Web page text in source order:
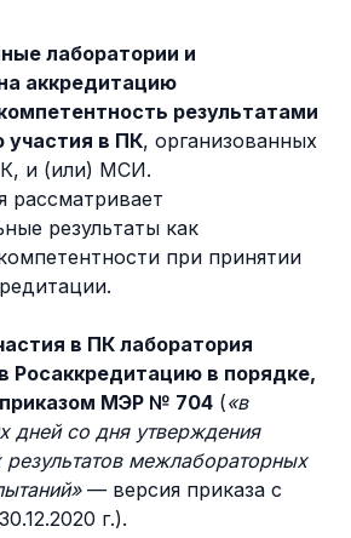
лаборатории и
аккредитацию
результатами
участия в ПК, организованных
и (или) МСИ.
рассматривает
результаты как
при принятии
в ПК лаборатория
Росаккредитацию в порядке,
МЭР № 704 («в
дней со дня утверждения
результатов межлабораторных
— версия приказа с
г.).